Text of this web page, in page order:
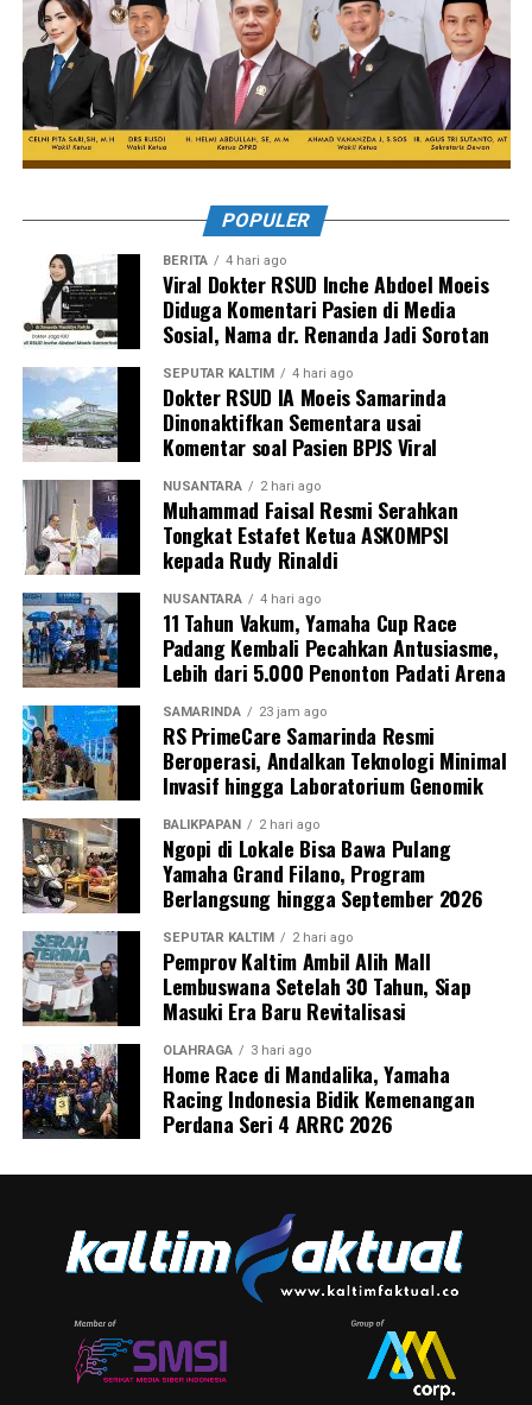
POPULER
BERITA 4 hari ago
Viral Dokter RSUD Inche Abdoel Moeis
Diduga Komentari Pasien di Media
Sosial, Nama dr. Renanda Jadi Sorotan
SEPUTAR KALTIM 4 hari ago
Dokter RSUD IA Moeis Samarinda
Dinonaktifkan Sementara usai
Komentar soal Pasien BPJS Viral
NUSANTARA 2 hari ago
Muhammad Faisal Resmi Serahkan
Tongkat Estafet Ketua ASKOMPSI
kepada Rudy Rinaldi
NUSANTARA 4 hari ago
11 Tahun Vakum, Yamaha Cup Race
Padang Kembali Pecahkan Antusiasme,
Lebih dari 5.000 Penonton Padati Arena
SAMARINDA 23 jam ago
RS PrimeCare Samarinda Resmi
Beroperasi, Andalkan Teknologi Minimal
Invasif hingga Laboratorium Genomik
BALIKPAPAN 2 hari ago
Ngopi di Lokale Bisa Bawa Pulang
Yamaha Grand Filano, Program
Berlangsung hingga September 2026
SEPUTAR KALTIM 2 hari ago
Pemprov Kaltim Ambil Alih Mall
Lembuswana Setelah 30 Tahun, Siap
Masuki Era Baru Revitalisasi
OLAHRAGA 3 hari ago
Home Race di Mandalika, Yamaha
Racing Indonesia Bidik Kemenangan
Perdana Seri 4 ARRC 2026